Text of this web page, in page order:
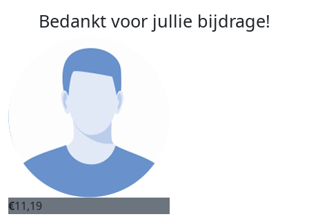
Bedankt voor jullie bijdrage!
€11,19